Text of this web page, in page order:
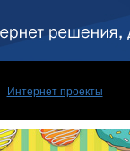
Интернет проекты